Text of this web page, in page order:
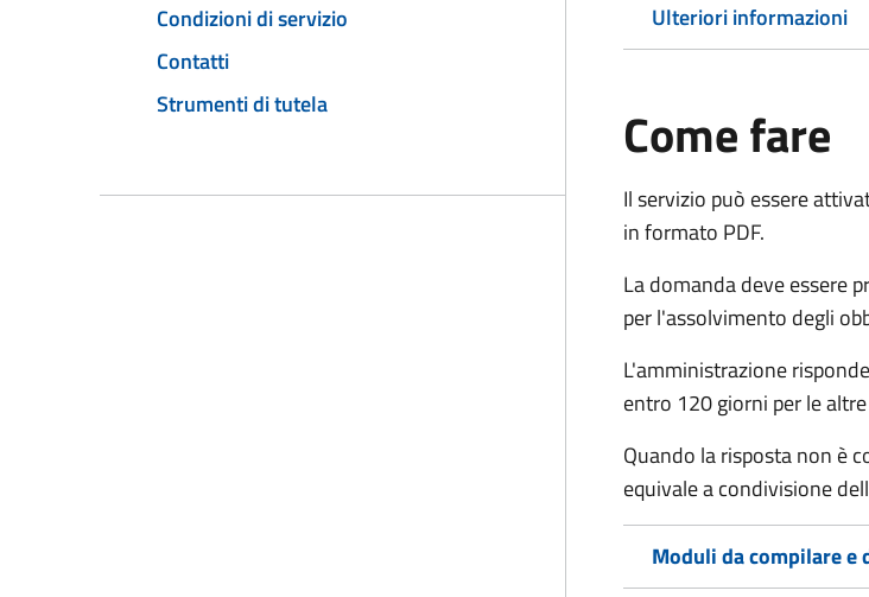
Condizioni di servizio
Contatti
Strumenti di tutela
Ulteriori informazioni
Come fare
Il servizio può essere
in formato PDF.
La domanda deve essere
per l'assolvimento degli
L'amministrazione
entro 120 giorni per le
Quando la risposta non è
equivale a condivisione
Moduli da compilare e